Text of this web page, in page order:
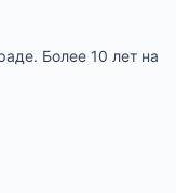
Более 10 лет на